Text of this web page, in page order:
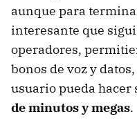
aunque para
interesante que
operadores,
bonos de voz y
usuario pueda hacer
de minutos y megas.